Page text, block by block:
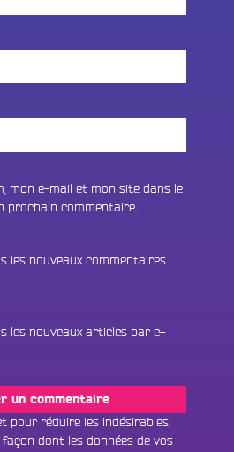
mon e-mail et mon site dans le
prochain commentaire.
les nouveaux commentaires
les nouveaux articles par e-
pour réduire les indésirables.
dont les données de vos